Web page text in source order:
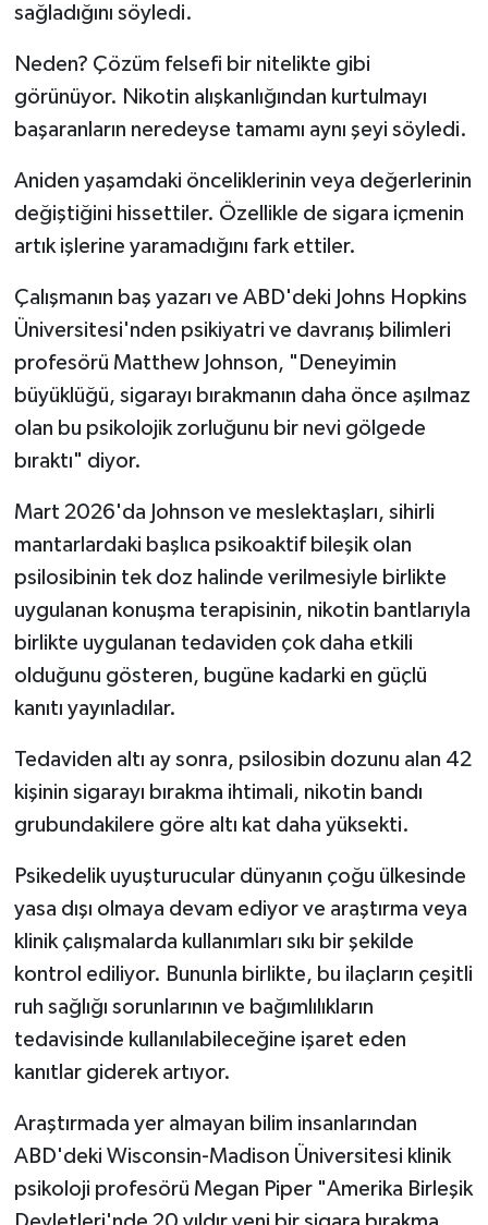
sağladığını söyledi.
Neden? Çözüm felsefi bir nitelikte gibi
görünüyor. Nikotin alışkanlığından kurtulmayı
başaranların neredeyse tamamı aynı şeyi söyledi.
Aniden yaşamdaki önceliklerinin veya değerlerinin
değiştiğini hissettiler. Özellikle de sigara içmenin
artık işlerine yaramadığını fark ettiler.
Çalışmanın baş yazarı ve ABD'deki Johns Hopkins
Üniversitesi'nden psikiyatri ve davranış bilimleri
profesörü Matthew Johnson, "Deneyimin
büyüklüğü, sigarayı bırakmanın daha önce aşılmaz
olan bu psikolojik zorluğunu bir nevi gölgede
bıraktı" diyor.
Mart 2026'da Johnson ve meslektaşları, sihirli
mantarlardaki başlıca psikoaktif bileşik olan
psilosibinin tek doz halinde verilmesiyle birlikte
uygulanan konuşma terapisinin, nikotin bantlarıyla
birlikte uygulanan tedaviden çok daha etkili
olduğunu gösteren, bugüne kadarki en güçlü
kanıtı yayınladılar.
Tedaviden altı ay sonra, psilosibin dozunu alan 42
kişinin sigarayı bırakma ihtimali, nikotin bandı
grubundakilere göre altı kat daha yüksekti.
Psikedelik uyuşturucular dünyanın çoğu ülkesinde
yasa dışı olmaya devam ediyor ve araştırma veya
klinik çalışmalarda kullanımları sıkı bir şekilde
kontrol ediliyor. Bununla birlikte, bu ilaçların çeşitli
ruh sağlığı sorunlarının ve bağımlılıkların
tedavisinde kullanılabileceğine işaret eden
kanıtlar giderek artıyor.
Araştırmada yer almayan bilim insanlarından
ABD'deki Wisconsin-Madison Üniversitesi klinik
psikoloji profesörü Megan Piper "Amerika Birleşik